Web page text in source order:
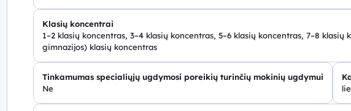
Klasių koncentrai
1–2 klasių koncentras, 3–4 klasių koncentras, 5–6 klasių koncentras, 7–8 klasių
gimnazijos) klasių koncentras
Tinkamumas specialiųjų ugdymosi poreikių turinčių mokinių ugdymui
Ne